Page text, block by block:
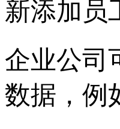
新添加员
企业公司
数据，例